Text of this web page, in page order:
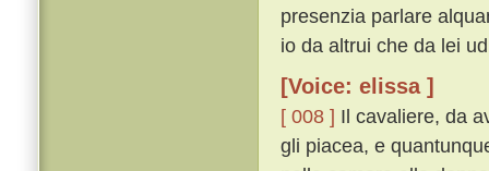
presenzia parlare
io da altrui che da lei
[Voice: elissa ]
[ 008 ] Il cavaliere, da
gli piacea, e